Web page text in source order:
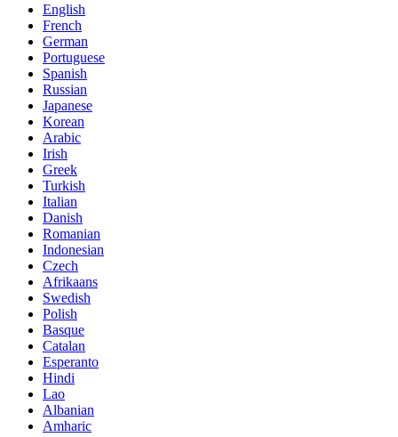
English
French
German
Portuguese
Spanish
Russian
Japanese
Korean
Arabic
Irish
Greek
Turkish
Italian
Danish
Romanian
Indonesian
Czech
Afrikaans
Swedish
Polish
Basque
Catalan
Esperanto
Hindi
Lao
Albanian
Amharic